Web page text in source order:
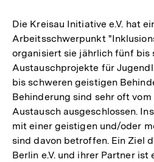
Die Kreisau Initiative e.V. hat
Arbeitsschwerpunkt
organisiert sie jährlich fünf bis
Austauschprojekte für
bis schweren geistigen
Behinderung sind sehr oft
Austausch ausgeschlossen.
mit einer geistigen und/oder
sind davon betroffen. Ein Ziel
Berlin e.V. und ihrer Partner